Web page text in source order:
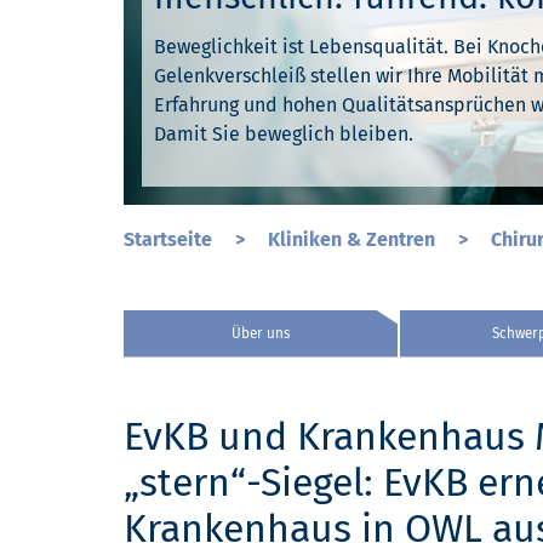
Beweglichkeit ist Lebensqualität. Bei
Gelenkverschleiß stellen wir Ihre Mobilität
Erfahrung und hohen Qualitätsansprüchen
Damit Sie beweglich bleiben.
Beweglichkeit ist Lebensqualität. Bei
Gelenkverschleiß stellen wir Ihre Mobilität
Erfahrung und hohen Qualitätsansprüchen
Damit Sie beweglich bleiben.
Beweglichkeit ist Lebensqualität. Bei
Gelenkverschleiß stellen wir Ihre Mobilität
Erfahrung und hohen Qualitätsansprüchen
Damit Sie beweglich bleiben.
Startseite > Kliniken & Zentren >
Über uns
EvKB und
„stern“-Siegel: EvKB
Krankenhaus in OWL